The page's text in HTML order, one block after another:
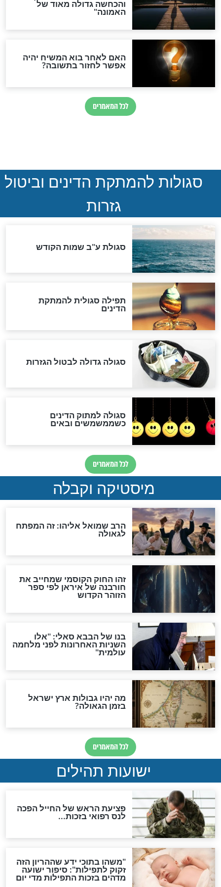
נהרגו בדרום לבנון
ההסכם החשאי של טראמפ
סימני שאלה
שורדת השואה שחוגגת 100:
"מודה לקב"ה על כל השנים"
אחרית הימים
האם אפשר לחשב את הקץ?
מה יהיה בימות המשיח?
"לפני הגאולה תהיה אפיקורסות
והכחשה גדולה מאוד של
האמונה"
האם לאחר בוא המשיח יהיה
אפשר לחזור בתשובה?
לכל המאמרים
להמתקת הדינים וביטול
גזרות
סגולת ע"ב שמות הקודש
תפילה סגולית להמתקת
הדינים